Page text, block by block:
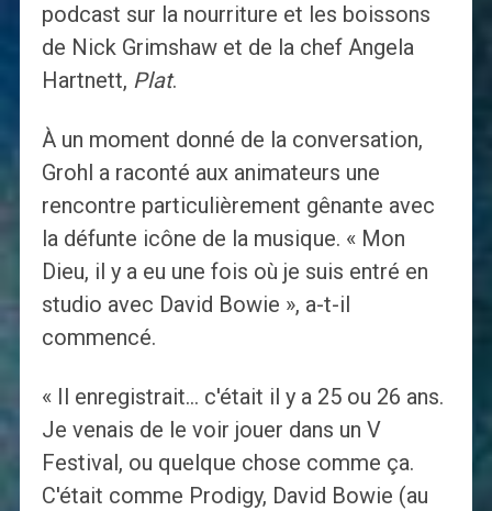
podcast sur la nourriture et les boissons
de Nick Grimshaw et de la chef Angela
Hartnett, Plat.
À un moment donné de la conversation,
Grohl a raconté aux animateurs une
rencontre particulièrement gênante avec
la défunte icône de la musique. « Mon
Dieu, il y a eu une fois où je suis entré en
studio avec David Bowie », a-t-il
commencé.
« Il enregistrait… c'était il y a 25 ou 26 ans.
Je venais de le voir jouer dans un V
Festival, ou quelque chose comme ça.
C'était comme Prodigy, David Bowie (au